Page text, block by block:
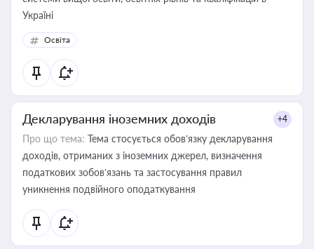
Україні
Освіта
Декларування іноземних доходів +4
Про що тема: Тема стосується обов’язку декларування
доходів, отриманих з іноземних джерел, визначення
податкових зобов’язань та застосування правил
уникнення подвійного оподаткування